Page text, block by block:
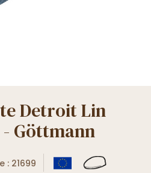
Detroit Lin
- Göttmann
: 21699